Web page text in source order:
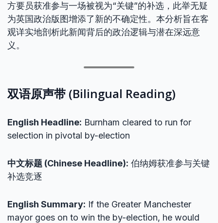
方要员获准参与一场被视为“关键”的补选，此举无疑
为英国政治版图增添了新的不确定性。本分析旨在客
观详实地剖析此新闻背后的政治逻辑与潜在深远意
义。
双语原声带 (Bilingual Reading)
English Headline: Burnham cleared to run for
selection in pivotal by-election
中文标题 (Chinese Headline): 伯纳姆获准参与关键
补选竞逐
English Summary: If the Greater Manchester
mayor goes on to win the by-election, he would